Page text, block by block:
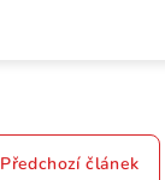
Předchozí článek